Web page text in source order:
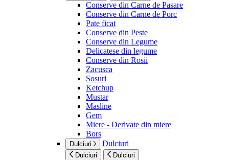
Conserve din Carne de Pasare
Conserve din Carne de Porc
Pate ficat
Conserve din Peste
Conserve din Legume
Delicatese din legume
Conserve din Rosii
Zacusca
Sosuri
Ketchup
Mustar
Masline
Gem
Miere - Derivate din miere
Bors
Dulciuri Dulciuri
Dulciuri Dulciuri